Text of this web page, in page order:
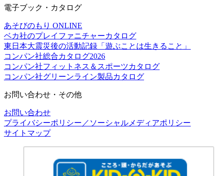
電子ブック・カタログ
あそびのもり ONLINE
ベカ社のプレイファニチャーカタログ
東日本大震災後の活動記録「遊ぶことは生きること」
コンパン社総合カタログ2026
コンパン社フィットネス＆スポーツカタログ
コンパン社グリーンライン製品カタログ
お問い合わせ・その他
お問い合わせ
プライバシーポリシー／ソーシャルメディアポリシー
サイトマップ